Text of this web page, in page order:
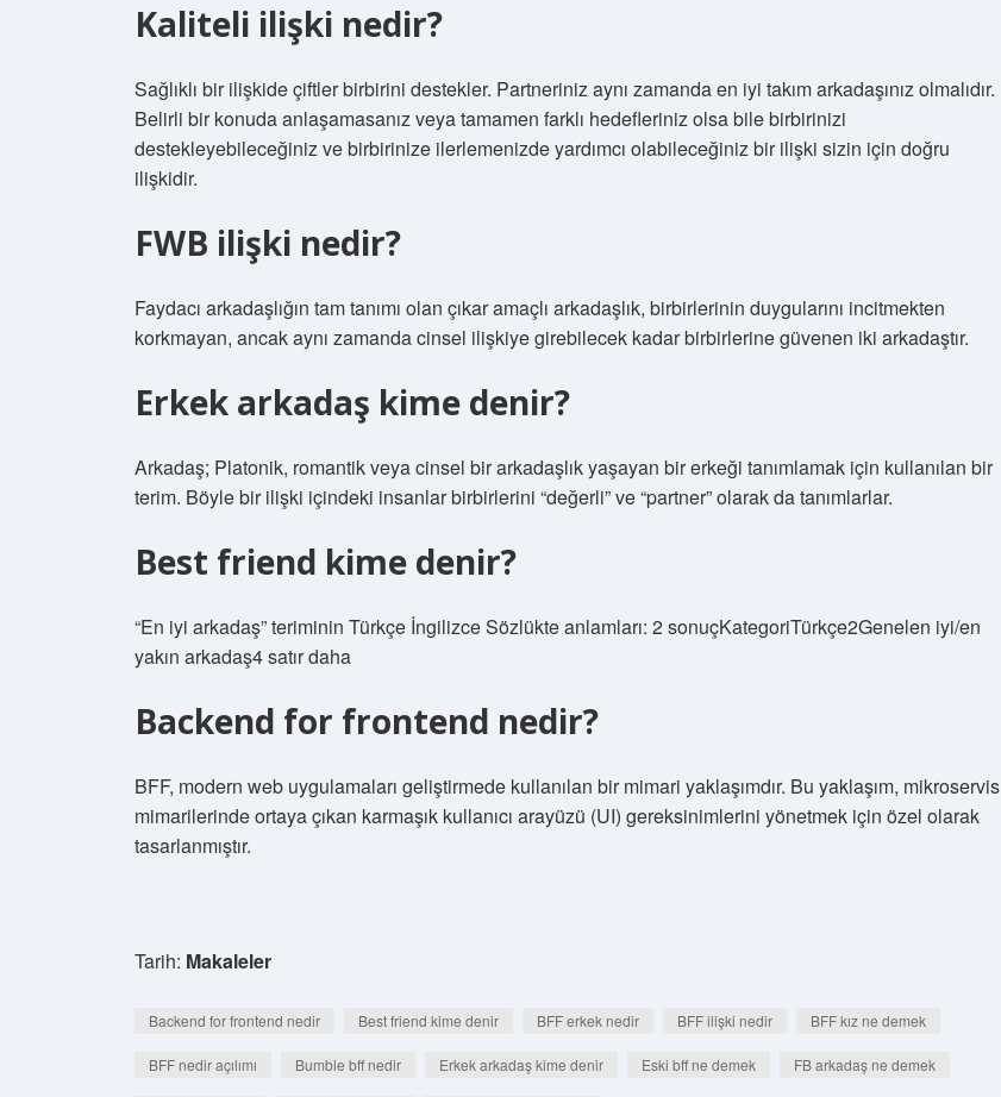
Kaliteli ilişki nedir?
Sağlıklı bir ilişkide çiftler birbirini destekler. Partneriniz aynı zamanda en iyi takım arkadaşınız olmalıdır.
Belirli bir konuda anlaşamasanız veya tamamen farklı hedefleriniz olsa bile birbirinizi
destekleyebileceğiniz ve birbirinize ilerlemenizde yardımcı olabileceğiniz bir ilişki sizin için doğru
ilişkidir.
FWB ilişki nedir?
Faydacı arkadaşlığın tam tanımı olan çıkar amaçlı arkadaşlık, birbirlerinin duygularını incitmekten
korkmayan, ancak aynı zamanda cinsel ilişkiye girebilecek kadar birbirlerine güvenen iki arkadaştır.
Erkek arkadaş kime denir?
Arkadaş; Platonik, romantik veya cinsel bir arkadaşlık yaşayan bir erkeği tanımlamak için kullanılan bir
terim. Böyle bir ilişki içindeki insanlar birbirlerini “değerli” ve “partner” olarak da tanımlarlar.
Best friend kime denir?
“En iyi arkadaş” teriminin Türkçe İngilizce Sözlükte anlamları: 2 sonuçKategoriTürkçe2Genelen iyi/en
yakın arkadaş4 satır daha
Backend for frontend nedir?
BFF, modern web uygulamaları geliştirmede kullanılan bir mimari yaklaşımdır. Bu yaklaşım, mikroservis
mimarilerinde ortaya çıkan karmaşık kullanıcı arayüzü (UI) gereksinimlerini yönetmek için özel olarak
tasarlanmıştır.
Tarih: Makaleler
Backend for frontend nedir Best friend kime denir BFF erkek nedir BFF ilişki nedir BFF kız ne demek
BFF nedir açılımı Bumble bff nedir Erkek arkadaş kime denir Eski bff ne demek FB arkadaş ne demek